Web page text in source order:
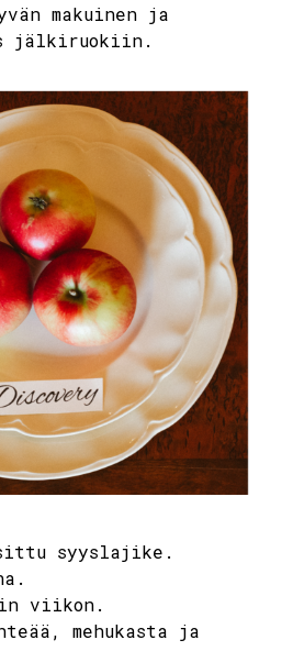
makuinen ja
jälkiruokiin.
syyslajike.
viikon.
mehukasta ja